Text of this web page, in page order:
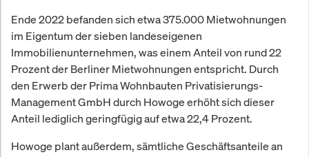
Ende 2022 befanden sich etwa 375.000 Mietwohnungen
im Eigentum der sieben landeseigenen
Immobilienunternehmen, was einem Anteil von rund 22
Prozent der Berliner Mietwohnungen entspricht. Durch
den Erwerb der Prima Wohnbauten Privatisierungs-
Management GmbH durch Howoge erhöht sich dieser
Anteil lediglich geringfügig auf etwa 22,4 Prozent.
Howoge plant außerdem, sämtliche Geschäftsanteile an